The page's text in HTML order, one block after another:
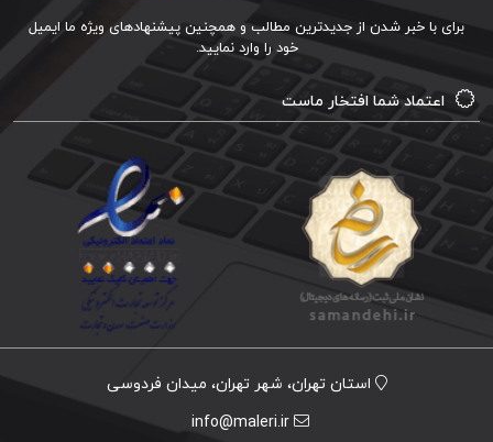
برای با خبر شدن از جدیدترین مطالب و همچنین پیشنهادهای ویژه ما ایمیل
خود را وارد نمایید.
اعتماد شما افتخار ماست
استان تهران، شهر تهران، میدان فردوسی
info@maleri.ir